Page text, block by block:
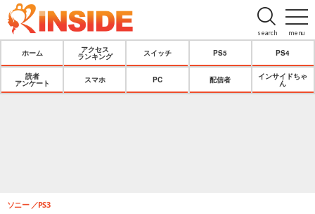
menu
search
ホーム
アクセス
ランキング
スイッチ PS5 PS4
読者
アンケート
スマホ PC 配信者
インサイドちゃ
ん
ソニー PS3